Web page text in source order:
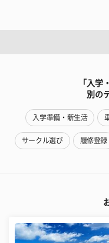
「入学
別の
入学準備・新生活
サークル選び 履修登録